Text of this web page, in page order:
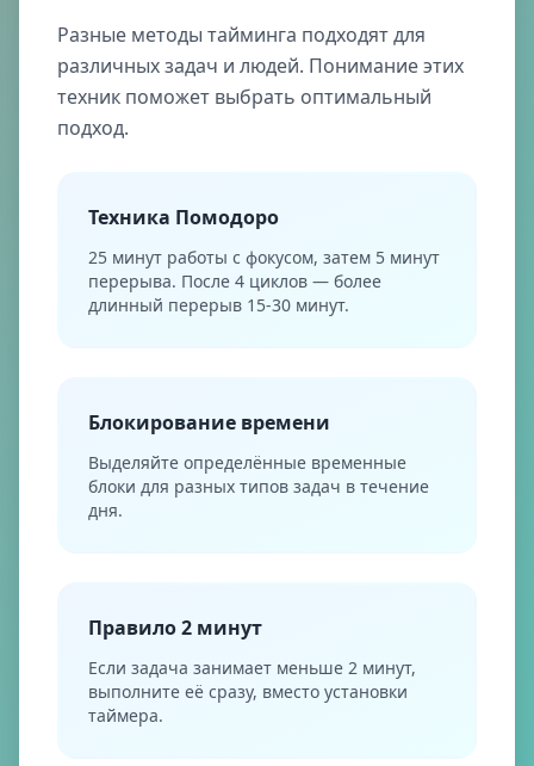
Разные методы тайминга подходят для
различных задач и людей. Понимание этих
техник поможет выбрать оптимальный
подход.
Техника Помодоро
25 минут работы с фокусом, затем 5 минут
перерыва. После 4 циклов — более
длинный перерыв 15-30 минут.
Блокирование времени
Выделяйте определённые временные
блоки для разных типов задач в течение
дня.
Правило 2 минут
Если задача занимает меньше 2 минут,
выполните её сразу, вместо установки
таймера.